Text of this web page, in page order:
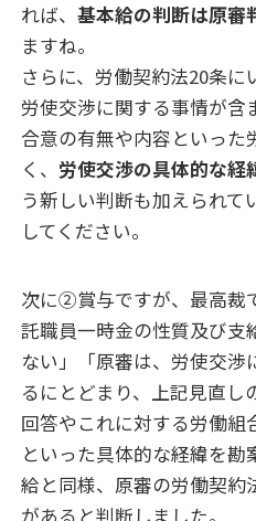
れば、基本給の判断は原審
ますね。
さらに、労働契約法20条
労使交渉に関する事情が含
合意の有無や内容といった
く、 労使交渉の具体的な経
う新しい判断も加えられて
してください。
次に②賞与ですが、最高裁
託職員一時金の性質及び支
ない」「原審は、労使交渉
るにとどまり、上記見直し
回答やこれに対する労働組
といった具体的な経緯を
給と同様、原審の労働契約
があると判断しました。